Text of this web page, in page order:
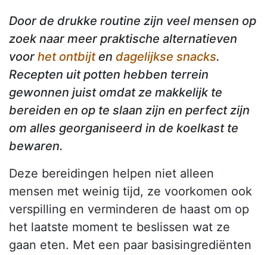
Door de drukke routine zijn veel mensen op
zoek naar meer praktische alternatieven
voor het ontbijten dagelijkse snacks.
Recepten uit potten hebben terrein
gewonnen juist omdat ze makkelijk te
bereiden en op te slaan zijn en perfect zijn
om alles georganiseerd in de koelkast te
bewaren.
Deze bereidingen helpen niet alleen
mensen met weinig tijd, ze voorkomen ook
verspilling en verminderen de haast om op
het laatste moment te beslissen wat ze
gaan eten. Met een paar basisingrediënten